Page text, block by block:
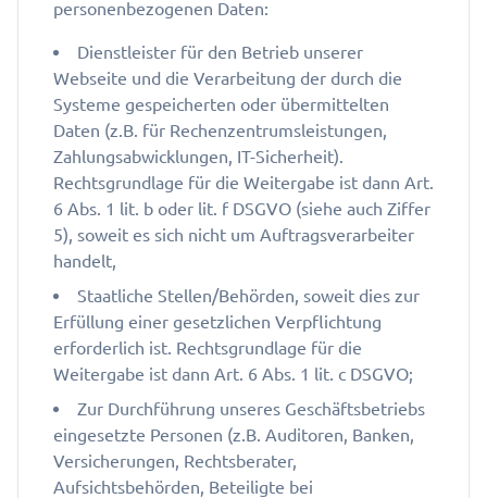
personenbezogenen Daten:
Dienstleister für den Betrieb unserer
Webseite und die Verarbeitung der durch die
Systeme gespeicherten oder übermittelten
Daten (z.B. für Rechenzentrumsleistungen,
Zahlungsabwicklungen, IT-Sicherheit).
Rechtsgrundlage für die Weitergabe ist dann Art.
6 Abs. 1 lit. b oder lit. f DSGVO (siehe auch Ziffer
5), soweit es sich nicht um Auftragsverarbeiter
handelt,
Staatliche Stellen/Behörden, soweit dies zur
Erfüllung einer gesetzlichen Verpflichtung
erforderlich ist. Rechtsgrundlage für die
Weitergabe ist dann Art. 6 Abs. 1 lit. c DSGVO;
Zur Durchführung unseres Geschäftsbetriebs
eingesetzte Personen (z.B. Auditoren, Banken,
Versicherungen, Rechtsberater,
Aufsichtsbehörden, Beteiligte bei